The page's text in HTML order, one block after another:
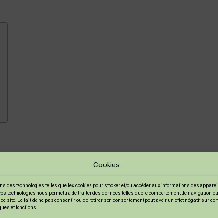
Cookies...
des technologies telles que les cookies pour stocker et/ou accéder aux informations des
technologies nous permettra de traiter des données telles que le comportement de navigation
site. Le fait de ne pas consentir ou de retirer son consentement peut avoir un effet négatif sur
et fonctions.
vos projets de loisirs créatifs
et bien d’autres matériaux. Imaginez-vous en train de
vie à vos idées et faire ressortir votre créativité.